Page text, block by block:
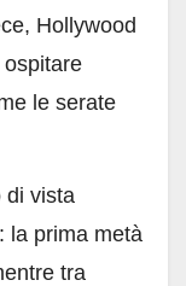
Hollywood
le serate
di vista
la prima metà
tra